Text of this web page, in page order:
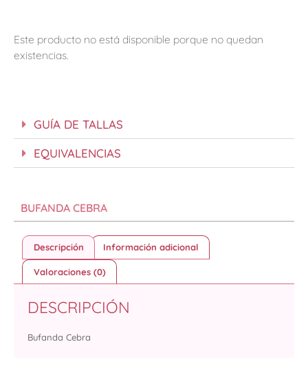
Este producto no está disponible porque no quedan
existencias.
GUÍA DE TALLAS
EQUIVALENCIAS
BUFANDA CEBRA
Descripción Información adicional
Valoraciones (0)
DESCRIPCIÓN
Bufanda Cebra